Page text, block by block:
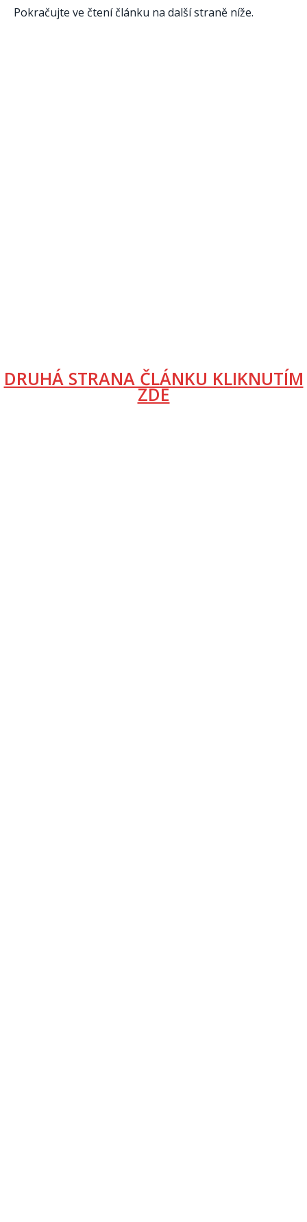
Pokračujte ve čtení článku na další straně níže.
DRUHÁ STRANA ČLÁNKU KLIKNUTÍM
ZDE